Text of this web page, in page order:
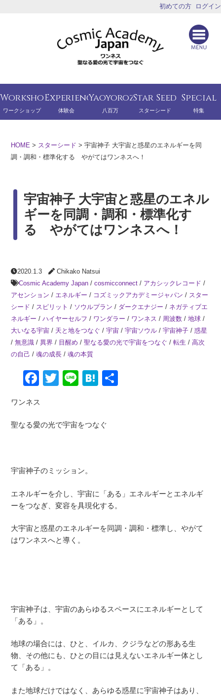
初めての方 ログイン
Workshop
ワークショップ
Experience
体験会
Yaoyorozu
八百万
Star Seed
スターシード
Special
特集
HOME > スターシード >宇宙神子 大宇宙と惑星のエネルギーを同
調・調和・標準化する やがてはワンネスへ！
宇宙神子 大宇宙と惑星のエネル
ギーを同調・調和・標準化す
る やがてはワンネスへ！
2020.1.3
Chikako Natsui
Cosmic Academy Japan /cosmicconnect / アカシックレコード /
アセンション / エネルギー / コズミックアカデミージャパン / スター
シード / スピリット / ソウルプラン / ダークエナジー / ネガティブエ
ネルギー /ハイヤーセルフ / ワンダラー / ワンネス / 周波数 /地球 /
大いなる宇宙 / 天と地をつなぐ /宇宙 /宇宙ソウル /宇宙神子 /惑星
/無意識 /異界 / 目醒め /聖なる愛の光で宇宙をつなぐ /転生 /高次
の自己 /魂の成長 /魂の本質
Facebook
Twitter
LineHatena
共
ワンネス
聖なる愛の光で宇宙をつなぐ
宇宙神子のミッション。
エネルギーを介し、宇宙に「ある」エネルギーとエネルギ
ーをつなぎ、変容を具現化する。
大宇宙と惑星のエネルギーを同調・調和・標準し、やがて
はワンネスへと導く。
宇宙神子は、宇宙のあらゆるスペースにエネルギーとして
「ある」。
地球の場合には、ひと、イルカ、クジラなどの形ある生
物、その他にも、ひとの目には見えないエネルギー体とし
て「ある」。
また地球だけではなく、あらゆる惑星に宇宙神子はあり、